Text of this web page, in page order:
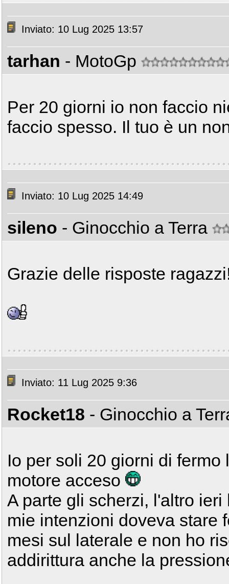
Inviato: 10 Lug 2025 13:57
tarhan - MotoGp
Per 20 giorni io non faccio
faccio spesso. Il tuo è un
Inviato: 10 Lug 2025 14:49
sileno - Ginocchio a Terra
Grazie delle risposte
Inviato: 11 Lug 2025 9:36
Rocket18 - Ginocchio a
Io per soli 20 giorni di
motore acceso
A parte gli scherzi, l'altro
mie intenzioni doveva stare
mesi sul laterale e non ho
addirittura anche la